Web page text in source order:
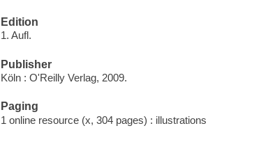
Edition
1. Aufl.
Publisher
Köln : O'Reilly Verlag, 2009.
Paging
1 online resource (x, 304 pages) : illustrations